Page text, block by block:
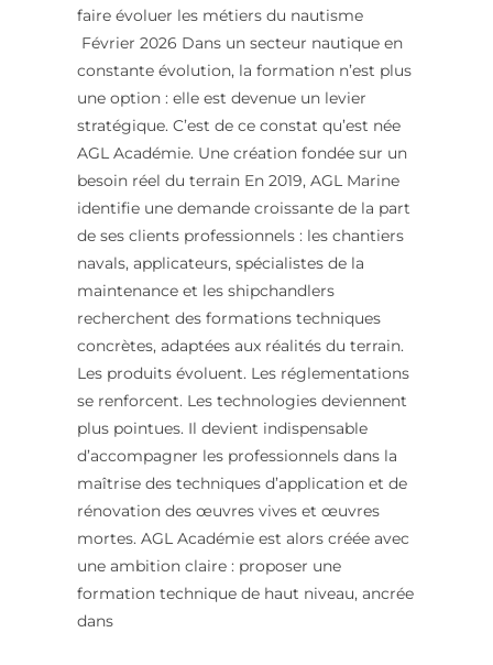
faire évoluer les métiers du nautisme
Février 2026 Dans un secteur nautique en
constante évolution, la formation n’est plus
une option : elle est devenue un levier
stratégique. C’est de ce constat qu’est née
AGL Académie. Une création fondée sur un
besoin réel du terrain En 2019, AGL Marine
identifie une demande croissante de la part
de ses clients professionnels : les chantiers
navals, applicateurs, spécialistes de la
maintenance et les shipchandlers
recherchent des formations techniques
concrètes, adaptées aux réalités du terrain.
Les produits évoluent. Les réglementations
se renforcent. Les technologies deviennent
plus pointues. Il devient indispensable
d’accompagner les professionnels dans la
maîtrise des techniques d’application et de
rénovation des œuvres vives et œuvres
mortes. AGL Académie est alors créée avec
une ambition claire : proposer une
formation technique de haut niveau, ancrée
dans